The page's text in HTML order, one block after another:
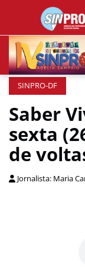
SINPRO-DF
Saber
sexta
de
Jornalista: Maria